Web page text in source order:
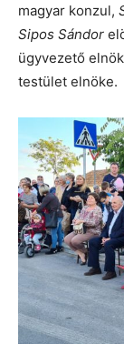
magyar konzul,
Sipos Sándor
ügyvezető
testület elnöke.